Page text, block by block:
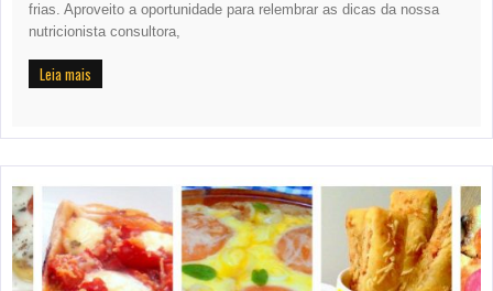
frias. Aproveito a oportunidade para relembrar as dicas da nossa
nutricionista consultora,
Leia mais